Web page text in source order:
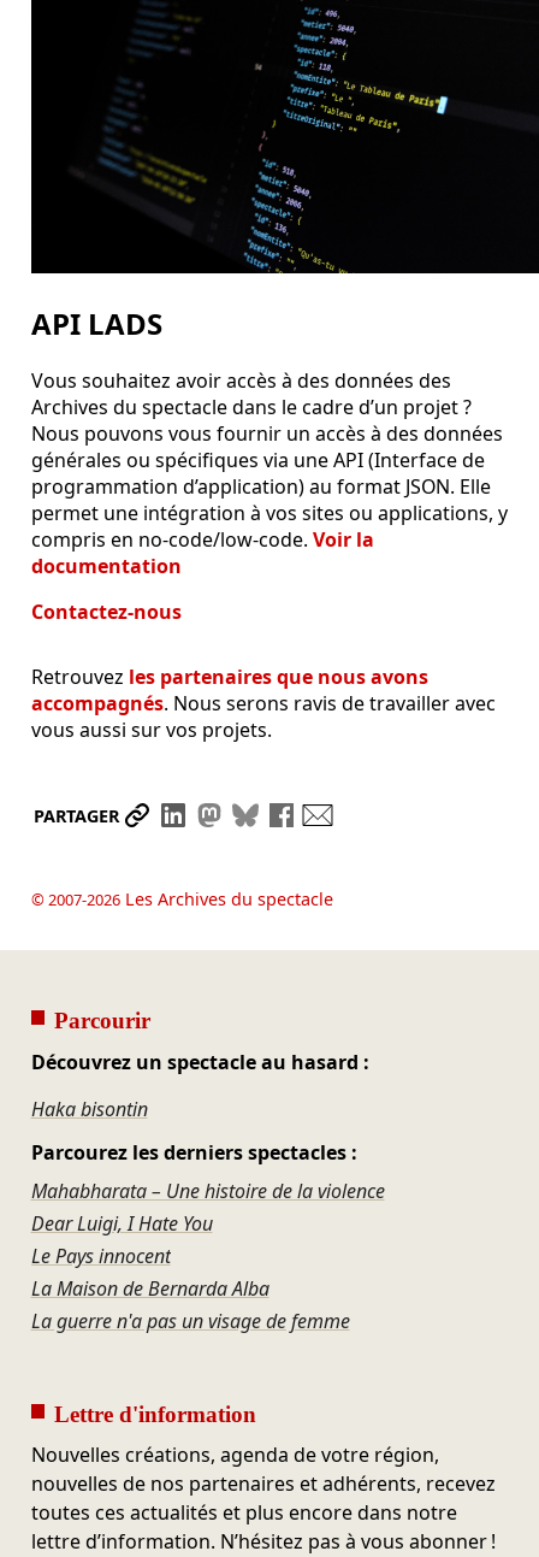
API LADS
Vous souhaitez avoir accès à des données des
Archives du spectacle dans le cadre d’un projet ?
Nous pouvons vous fournir un accès à des données
générales ou spécifiques via une API (Interface de
programmation d’application) au format JSON. Elle
permet une intégration à vos sites ou applications, y
compris en no-code/low-code. Voir la
documentation
Contactez-nous
Retrouvez les partenaires que nous avons
accompagnés. Nous serons ravis de travailler avec
vous aussi sur vos projets.
PARTAGER Partager le lien
Partager sur LinkedIn
Partager sur Mastodon
Partager sur Bluesky
Partager sur Facebook
© 2007-2026Les Archives du spectacle
Parcourir
Découvrez un spectacle au hasard :
Haka bisontin
Parcourez les derniers spectacles :
Mahabharata – Une histoire de la violence
Dear Luigi, I Hate You
Le Pays innocent
La Maison de Bernarda Alba
La guerre n'a pas un visage de femme
Lettre d'information
Nouvelles créations, agenda de votre région,
nouvelles de nos partenaires et adhérents, recevez
toutes ces actualités et plus encore dans notre
lettre d’information. N’hésitez pas à vous abonner !